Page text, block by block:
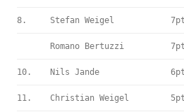
8. Stefan Weigel
Romano Bertuzzi
10. Nils Jande
11. Christian Weigel